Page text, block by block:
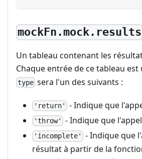
mockFn.mock.results
Un tableau contenant les
Chaque entrée de ce tableau
type sera l'un des suivants :
'return' - Indique que
'throw' - Indique que
'incomplete'
- Indique que
résultat à partir de la